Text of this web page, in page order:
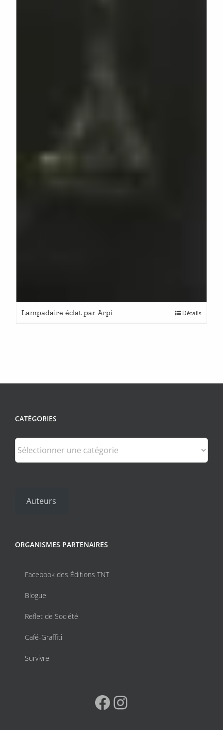
Lampadaire éclat par Arpi Détails
CATÉGORIES
Catégories
Auteurs
ORGANISMES PARTENAIRES
Facebook des Éditions TNT
Blogue
Reflet de Société
Café-Graffiti
Survivre
Facebook